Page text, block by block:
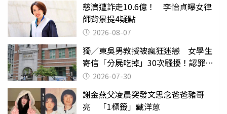
慈濟遭詐走10.6億！ 李怡貞曝女律
師背景提4疑點
2026-08-07
獨／東吳男教授被瘋狂迷戀 女學生
寄信「分屍吃掉」30次騷擾！認罪免
關 2026-07-30
謝金燕父凌晨突發文思念爸爸豬哥
亮 「1標籤」藏洋蔥